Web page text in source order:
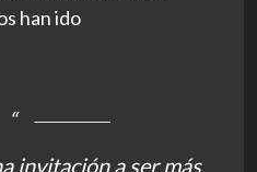
han ido
invitación a ser más